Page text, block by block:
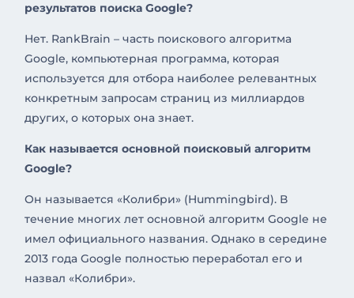
результатов поиска Google?
Нет. RankBrain – часть поискового алгоритма
Google, компьютерная программа, которая
используется для отбора наиболее релевантных
конкретным запросам страниц из миллиардов
других, о которых она знает.
Как называется основной поисковый алгоритм
Google?
Он называется «Колибри» (Hummingbird). В
течение многих лет основной алгоритм Google не
имел официального названия. Однако в середине
2013 года Google полностью переработал его и
назвал «Колибри».